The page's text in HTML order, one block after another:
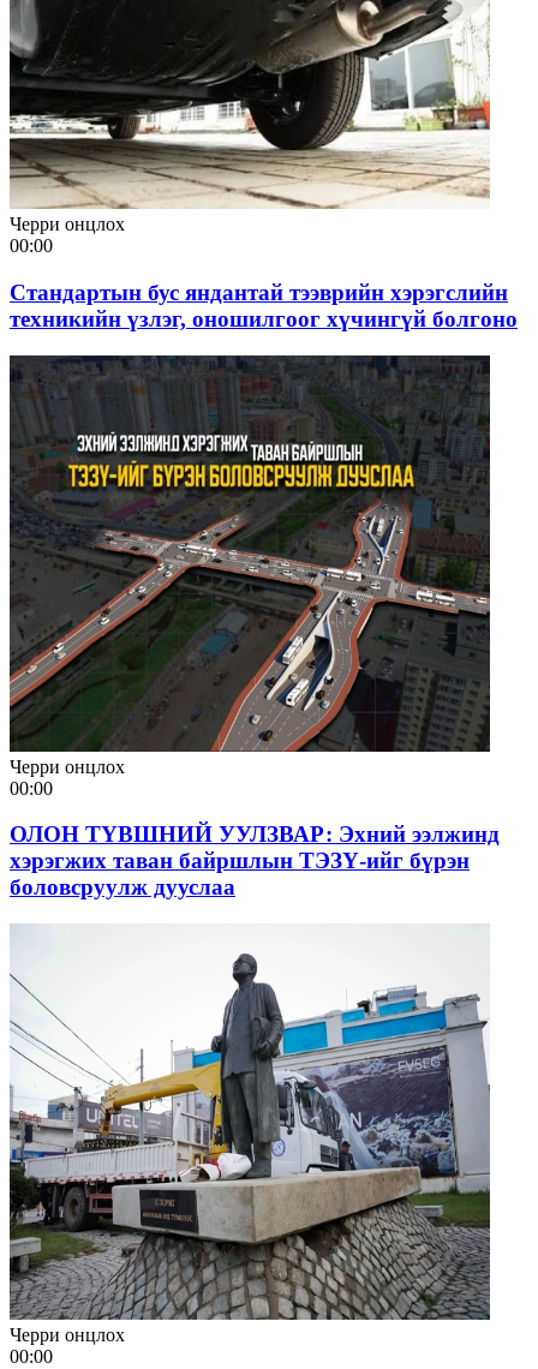
Черри онцлох
00:00
Стандартын бус яндантай тээврийн хэрэгслийн
техникийн үзлэг, оношилгоог хүчингүй болгоно
Черри онцлох
00:00
ОЛОН ТҮВШНИЙ УУЛЗВАР: Эхний ээлжинд
хэрэгжих таван байршлын ТЭЗҮ-ийг бүрэн
боловсруулж дууслаа
Черри онцлох
00:00